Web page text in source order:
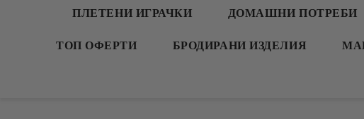
ПЛЕТЕНИ ИГРАЧКИ ДОМАШНИ ПОТРЕБИ
ТОП ОФЕРТИ БРОДИРАНИ ИЗДЕЛИЯ